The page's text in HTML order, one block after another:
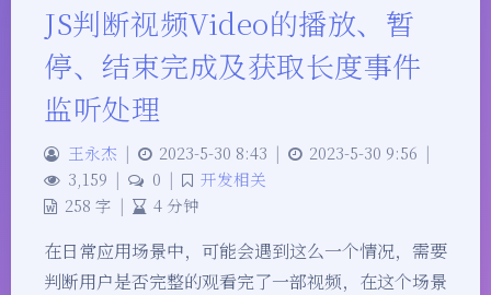
JS判断视频Video的播放、暂
停、结束完成及获取长度事件
监听处理
王永杰 | 2023-5-30 8:43 | 2023-5-30 9:56 |
3,159 | 0 |
开发相关
258 字 | 4 分钟
在日常应用场景中，可能会遇到这么一个情况，需要
判断用户是否完整的观看完了一部视频，在这个场景